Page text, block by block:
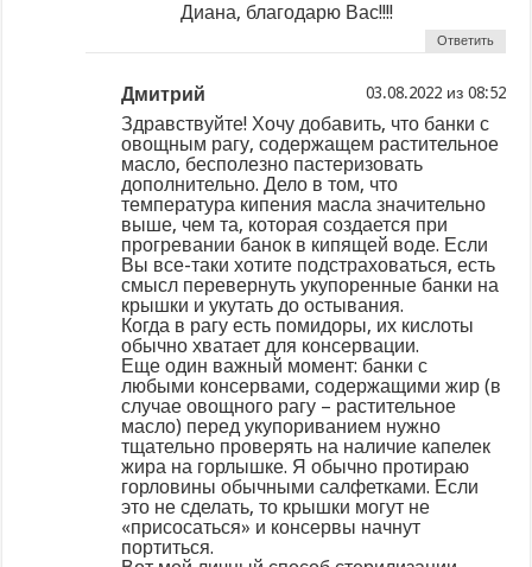
Диана, благодарю Вас!!!!
Ответить
Дмитрий из
Здравствуйте! Хочу добавить, что банки с
овощным рагу, содержащем растительное
масло, бесполезно пастеризовать
дополнительно. Дело в том, что
температура кипения масла значительно
выше, чем та, которая создается при
прогревании банок в кипящей воде. Если
Вы все-таки хотите подстраховаться, есть
смысл перевернуть укупоренные банки на
крышки и укутать до остывания.
Когда в рагу есть помидоры, их кислоты
обычно хватает для консервации.
Еще один важный момент: банки с
любыми консервами, содержащими жир (в
случае овощного рагу – растительное
масло) перед укупориванием нужно
тщательно проверять на наличие капелек
жира на горлышке. Я обычно протираю
горловины обычными салфетками. Если
это не сделать, то крышки могут не
«присосаться» и консервы начнут
портиться.